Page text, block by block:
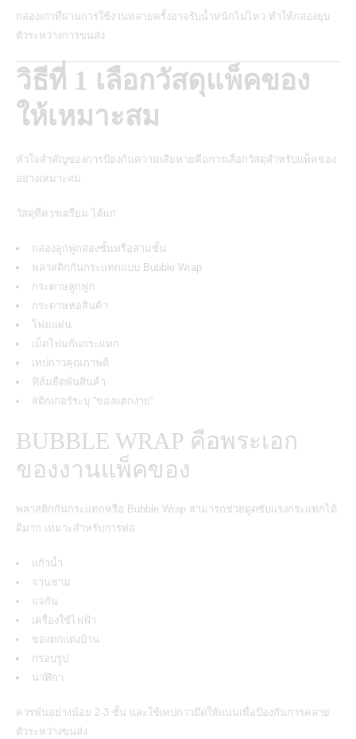
กล่องเก่าที่ผ่านการใช้งานหลายครั้งอาจรับน้ำหนักไม่ไหว ทำให้กล่องยุบ
ตัวระหว่างการขนส่ง
วิธีที่ 1 เลือกวัสดุแพ็คของ
ให้เหมาะสม
หัวใจสำคัญของการป้องกันความเสียหายคือการเลือกวัสดุสำหรับแพ็คของ
อย่างเหมาะสม
วัสดุที่ควรเตรียม ได้แก่
กล่องลูกฟูกสองชั้นหรือสามชั้น
พลาสติกกันกระแทกแบบ Bubble Wrap
กระดาษลูกฟูก
กระดาษห่อสินค้า
โฟมแผ่น
เม็ดโฟมกันกระแทก
เทปกาวคุณภาพดี
ฟิล์มยืดพันสินค้า
สติกเกอร์ระบุ “ของแตกง่าย”
BUBBLE WRAP คือพระเอก
ของงานแพ็คของ
พลาสติกกันกระแทกหรือ Bubble Wrap สามารถช่วยดูดซับแรงกระแทกได้
ดีมาก เหมาะสำหรับการห่อ
แก้วน้ำ
จานชาม
แจกัน
เครื่องใช้ไฟฟ้า
ของตกแต่งบ้าน
กรอบรูป
นาฬิกา
ควรพันอย่างน้อย 2-3 ชั้น และใช้เทปกาวยึดให้แน่นเพื่อป้องกันการคลาย
ตัวระหว่างขนส่ง